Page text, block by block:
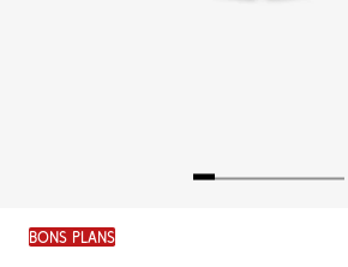
BONS PLANS